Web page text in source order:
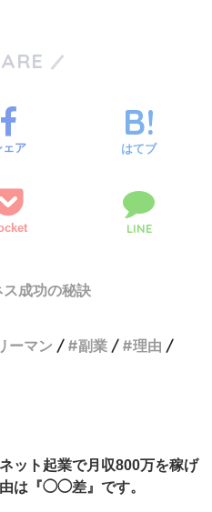
ェア はてブ
LINE
成功の秘訣
ーマン 副業
理由
ット起業で月収800万を稼げ
は『◯◯差』です。